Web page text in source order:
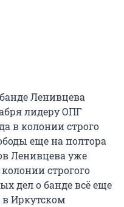
Ленивцева
лидеру ОПГ
в колонии строго
еще на полтора
Ленивцева уже
строгого
дел о банде всё еще
в Иркутском